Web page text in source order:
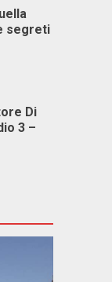
segreti
Di
3 –